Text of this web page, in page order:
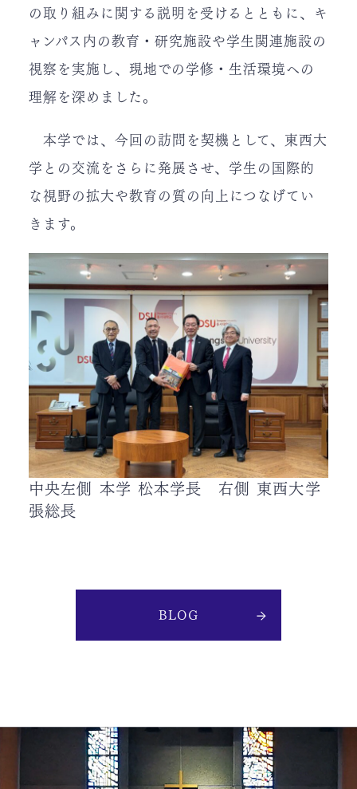
の取り組みに関する説明を受けるとともに、キ
ャンパス内の教育・研究施設や学生関連施設の
視察を実施し、現地での学修・生活環境への
理解を深めました。
本学では、今回の訪問を契機として、東西大
学との交流をさらに発展させ、学生の国際的
な視野の拡大や教育の質の向上につなげてい
きます。
中央左側 本学 松本学長 右側 東西大学
張総長
BLOG